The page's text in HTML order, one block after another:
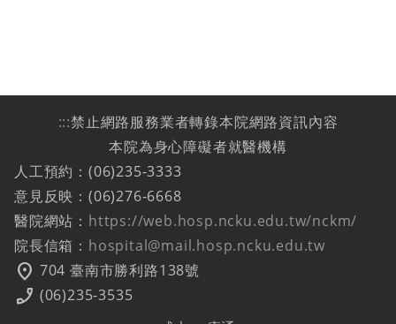
:::禁止網路服務業者轉錄本院網路資訊內容
本院為身心障礙者就醫機構
人工預約：(06)235-3333
意見反映：(06)276-6668
醫院網站： https://web.hosp.ncku.edu.tw/nckm/
院長信箱： hospital@mail.hosp.ncku.edu.tw
location_on 704 臺南市勝利路138號
phone_enabled (06)235-3535